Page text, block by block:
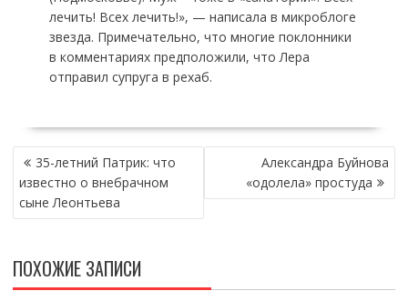
лечить! Всех лечить!», — написала в микроблоге
звезда. Примечательно, что многие поклонники
в комментариях предположили, что Лера
отправил супруга в рехаб.
НАВИГАЦИЯ
ПО
ЗАПИСЯМ
35-летний Патрик: что
известно о внебрачном
сыне Леонтьева
Александра Буйнова
«одолела» простуда
ПОХОЖИЕ ЗАПИСИ